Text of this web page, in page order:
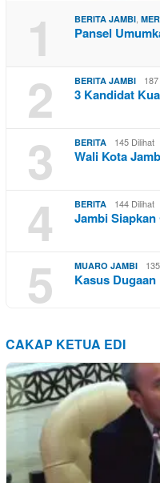
1 BERITA JAMBI
Pansel
2 BERITA JAMBI
3 Kandidat
3 BERITA 145 Dilihat
Wali Kota
4 BERITA 144 Dilihat
Jambi
5 MUARO JAMBI
Kasus
CAKAP KETUA EDI